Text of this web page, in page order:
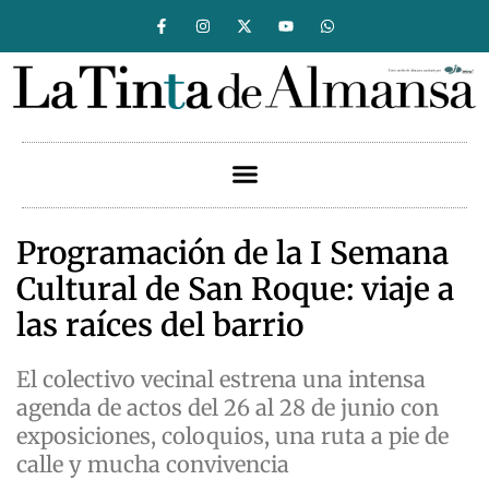
Programación de la I Semana
Cultural de San Roque: viaje a
las raíces del barrio
El colectivo vecinal estrena una intensa
agenda de actos del 26 al 28 de junio con
exposiciones, coloquios, una ruta a pie de
calle y mucha convivencia